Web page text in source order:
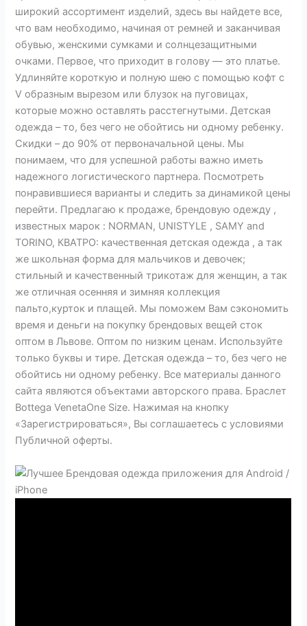
широкий ассортимент изделий, здесь вы найдете все,
что вам необходимо, начиная от ремней и заканчивая
обувью, женскими сумками и солнцезащитными
очками. Первое, что приходит в голову — это платье.
Удлиняйте короткую и полную шею с помощью кофт с
V образным вырезом или блузок на пуговицах,
которые можно оставлять расстегнутыми. Детская
одежда – то, без чего не обойтись ни одному ребенку.
Скидки – до 90% от первоначальной цены. Мы
понимаем, что для успешной работы важно иметь
надежного логистического партнера. Посмотреть
понравившиеся варианты и следить за динамикой цены
перейти. Предлагаю к продаже, брендовую одежду ,
известных марок : NORMAN, UNISTYLE , SAMY and
TORINO, КВАТРО: качественная детская одежда , а так
же школьная форма для мальчиков и девочек;
стильный и качественный трикотаж для женщин, а так
же отличная осенняя и зимняя коллекция
пальто,курток и плащей. Мы поможем Вам сэкономить
время и деньги на покупку брендовых вещей сток
оптом в Львове. Оптом по низким ценам. Используйте
только буквы и тире. Детская одежда – то, без чего не
обойтись ни одному ребенку. Все материалы данного
сайта являются объектами авторского права. Браслет
Bottega VenetaOne Size. Нажимая на кнопку
«Зарегистрироваться», Вы соглашаетесь с условиями
Публичной оферты.